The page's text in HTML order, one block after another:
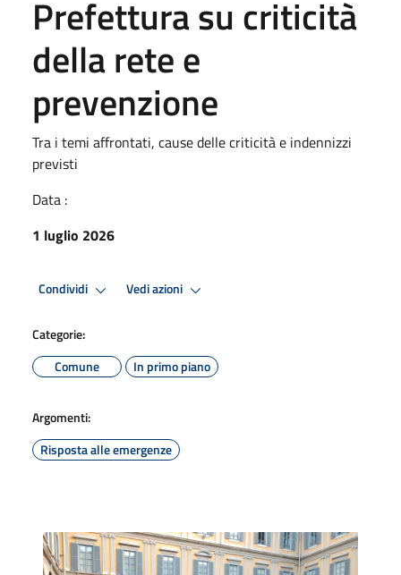
Prefettura su criticità
della rete e
prevenzione
Tra i temi affrontati, cause delle criticità e indennizzi
previsti
Data :
1 luglio 2026
Condividi Vedi azioni
Categorie:
Comune
In primo piano
Argomenti:
Risposta alle emergenze